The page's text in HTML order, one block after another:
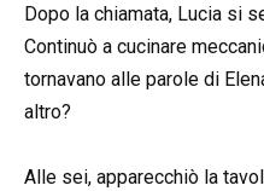
Dopo la chiamata, Lucia si
Continuò a cucinare
tornavano alle parole di
altro?
Alle sei, apparecchiò la